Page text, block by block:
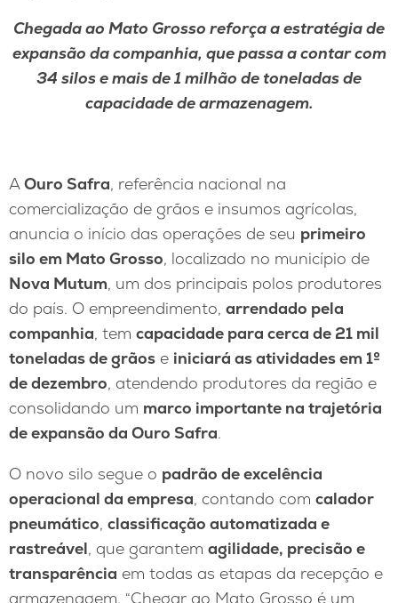
Chegada ao Mato Grosso reforça a estratégia de
expansão da companhia, que passa a contar com
34 silos e mais de 1 milhão de toneladas de
capacidade de armazenagem.
AOuro Safra, referência nacional na
comercialização de grãos e insumos agrícolas,
anuncia o início das operações de seu primeiro
silo em Mato Grosso, localizado no município de
Nova Mutum, um dos principais polos produtores
do país. O empreendimento, arrendado pela
companhia, tem capacidade para cerca de 21 mil
toneladas de grãos e iniciará as atividades em 1º
de dezembro, atendendo produtores da região e
consolidando um marco importante na trajetória
de expansão da Ouro Safra.
O novo silo segue o padrão de excelência
operacional da empresa, contando com calador
pneumático, classificação automatizada e
rastreável, que garantem agilidade, precisão e
transparência em todas as etapas da recepção e
armazenagem. “Chegar ao Mato Grosso é um